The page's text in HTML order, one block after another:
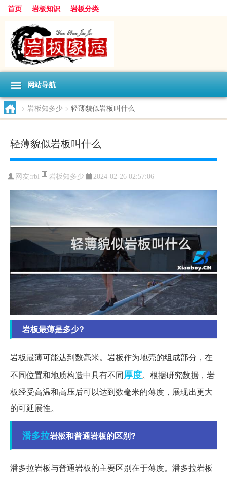
首页 岩板知识 岩板分类
网站导航
> 岩板知多少 > 轻薄貌似岩板叫什么
轻薄貌似岩板叫什么
网友:rbl 岩板知多少 2024-02-26 02:57:06
岩板最薄是多少?
岩板最薄可能达到数毫米。岩板作为地壳的组成部分，在
不同位置和地质构造中具有不同厚度。根据研究数据，岩
板经受高温和高压后可以达到数毫米的薄度，展现出更大
的可延展性。
潘多拉岩板和普通岩板的区别?
潘多拉岩板与普通岩板的主要区别在于薄度。潘多拉岩板